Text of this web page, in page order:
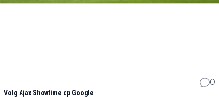
0
Volg Ajax Showtime op Google